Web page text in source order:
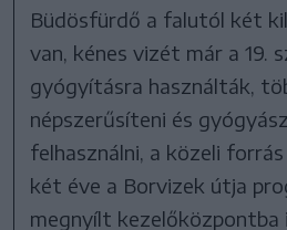
Büdösfürdő a falutól két
van, kénes vizét már a 19.
gyógyításra használták,
népszerűsíteni és
felhasználni, a közeli
két éve a Borvizek útja
megnyílt kezelőközpontba